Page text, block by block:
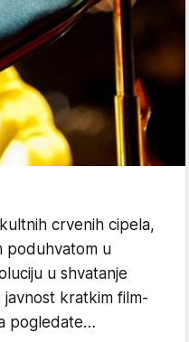
crvenih cipela,
poduhvatom u
u shvatanje
javnost kratkim film-
pogledate…